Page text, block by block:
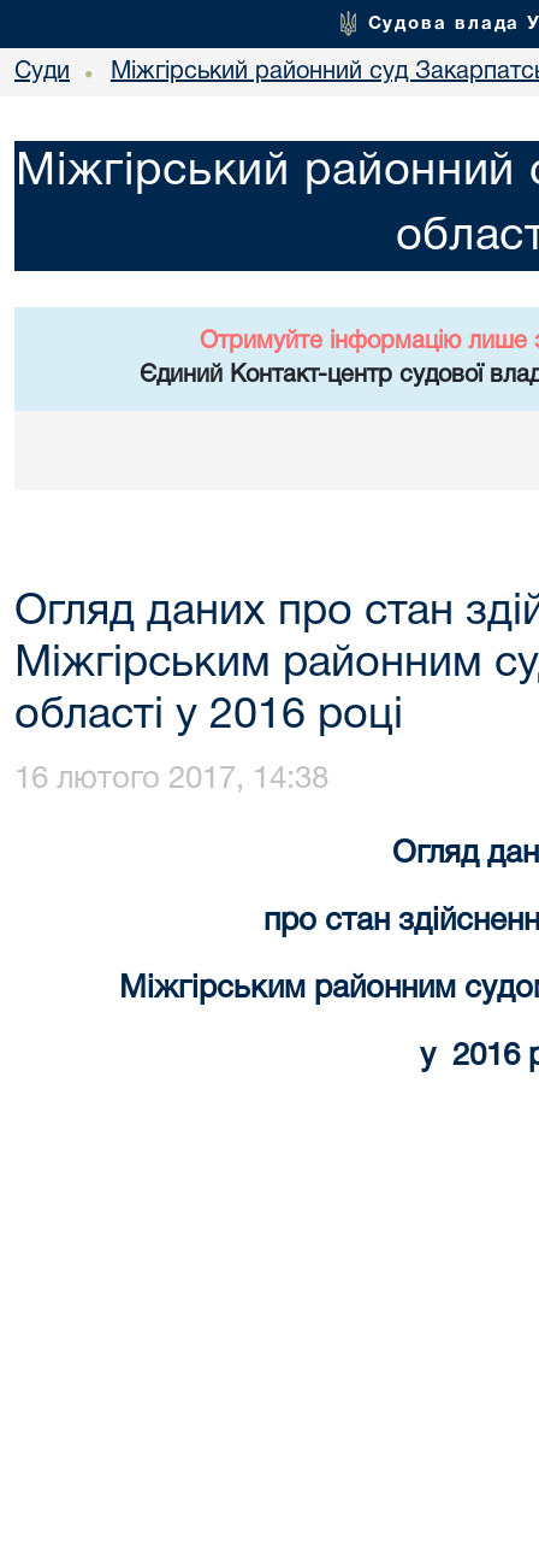
Судова влада
Суди • Міжгірський районний суд
Міжгірський районний
Отримуйте інформацію лише
Єдиний Контакт-центр судової
Огляд даних про стан
Міжгірським районним
області у 2016 році
16 лютого 2017, 14:38
Огляд
про стан
Міжгірським районним
у 2016